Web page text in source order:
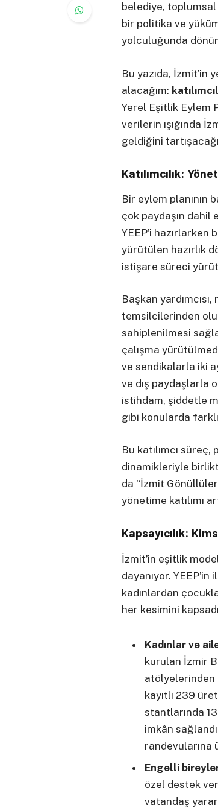
belediye,
bir politika ve
yolculuğunda
Bu yazıda,
alacağım:
Yerel Eşitlik Eylem
verilerin ışığında
geldiğini
Katılımcılık:
Bir eylem planının
çok paydaşın
YEEP’i hazırlarken
yürütülen hazırlık
istişare süreci
Başkan
temsilcilerinden
sahiplenilmesi
çalışma
ve sendikalarla iki
ve dış paydaşlarla
istihdam, şiddetle
gibi konularda
Bu katılımcı
dinamikleriyle
da “İzmit
yönetime katılımı
Kapsayıcılık:
İzmit’in eşitlik
dayanıyor.
kadınlardan
her kesimini
Kadınlar ve
kurulan İzmir
atölyelerinden
kayıtlı 239
stantlarında
imkân
randevularına
Engelli
özel destek
vatandaş